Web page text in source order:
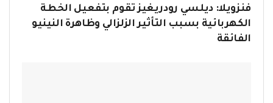
فنزويلا: ديلسي رودريغيز تقوم بتفعيل الخطة
الكهربائية بسبب التأثير الزلزالي وظاهرة النينيو
الفائقة